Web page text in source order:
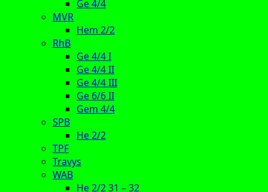
Ge 4/4
MVR
Hem 2/2
RhB
Ge 4/4 I
Ge 4/4 II
Ge 4/4 III
Ge 6/6 II
Gem 4/4
SPB
He 2/2
TPF
Travys
WAB
He 2/2 31 – 32